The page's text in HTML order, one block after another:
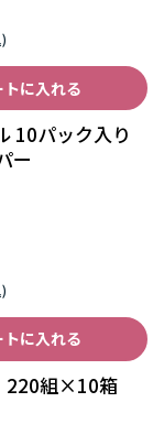
トに入れる
10パック入り
ー
トに入れる
220組×10箱